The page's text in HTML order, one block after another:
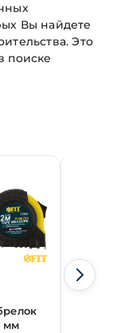
Вы найдете
Это
поиске
мм